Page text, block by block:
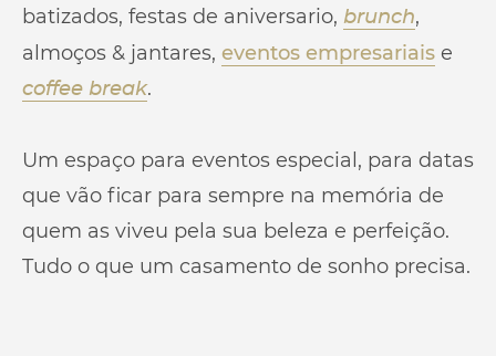
batizados, festas de aniversario, brunch,
almoços & jantares, eventos empresariais e
coffee break.
Um espaço para eventos especial, para datas
que vão ficar para sempre na memória de
quem as viveu pela sua beleza e perfeição.
Tudo o que um casamento de sonho precisa.